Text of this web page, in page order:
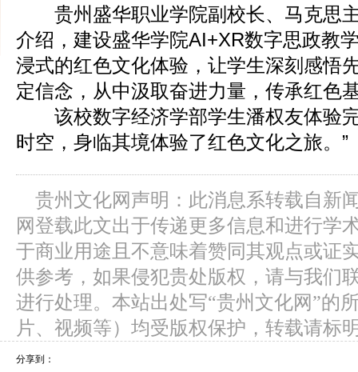
贵州盛华职业学院副校长、马克思
介绍，建设盛华学院AI+XR数字思政教
浸式的红色文化体验，让学生深刻感悟
定信念，从中汲取奋进力量，传承红色
该校数字经济学部学生潘权友体验完
时空，身临其境体验了红色文化之旅。”
贵州文化网声明：此消息系转载自新
网登载此文出于传递更多信息和进行学
于商业用途且不意味着赞同其观点或证
供参考，如果侵犯贵处版权，请与我们
进行处理。本站出处写“贵州文化网”的
片、视频等）均受版权保护，转载请标
分享到：